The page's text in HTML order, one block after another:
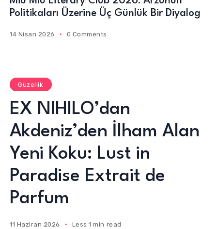
Politikaları Üzerine Üç Günlük Bir Diyalog
14 Nisan 2026 0 Comments
Güzellik
EX NIHILO’dan
Akdeniz’den İlham Alan
Yeni Koku: Lust in
Paradise Extrait de
Parfum
11 Haziran 2026 Less 1 min read